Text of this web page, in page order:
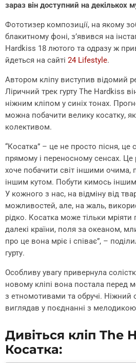
зараз він доступний на декількох
Фототизер композиції, на якому
блакитному фоні, з’явився на
Hardkiss 18 лютого та одразу ж
йдеться на сайті 24 Lifestyle.
Автором кліпу виступив відомий
Ліричний трек гурту The Hardkiss
ніжним кліпом у синіх тонах.
можна побачити велику косатку,
колективом.
“Косатка” – це не просто пісня, це
прямому і переносному сенсах.
хоче побачити світ іншими очима,
іншим кутом. Побути кимось
У кожного з нас, на відміну від
можливостей, але, на жаль,
рідко. Косатка може тільки мріяти
далекі країни, поля за океаном,
про це вона мріє і співає”, –
гурту.
Особливу увагу привернула
новому кліпі вона постала перед
з етномотивами та обручі. Ніжний
виглядав у поєднанні з мелодикою
Дивіться кліп The
Косатка: